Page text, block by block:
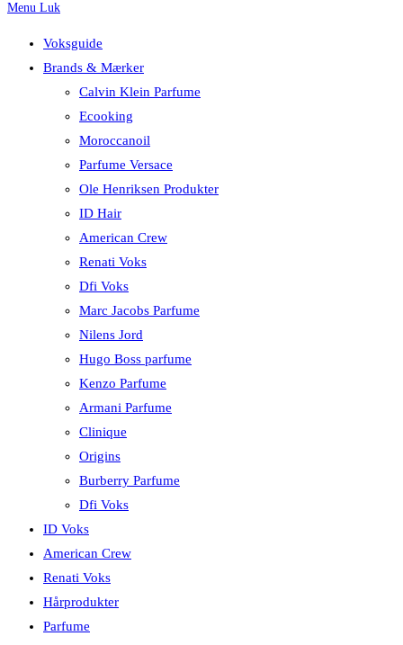
Menu Luk
Voksguide
Brands & Mærker
Calvin Klein Parfume
Ecooking
Moroccanoil
Parfume Versace
Ole Henriksen Produkter
ID Hair
American Crew
Renati Voks
Dfi Voks
Marc Jacobs Parfume
Nilens Jord
Hugo Boss parfume
Kenzo Parfume
Armani Parfume
Clinique
Origins
Burberry Parfume
Dfi Voks
ID Voks
American Crew
Renati Voks
Hårprodukter
Parfume